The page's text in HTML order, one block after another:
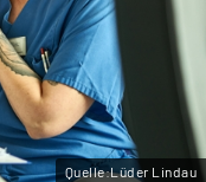
Quelle:Lüder Lindau